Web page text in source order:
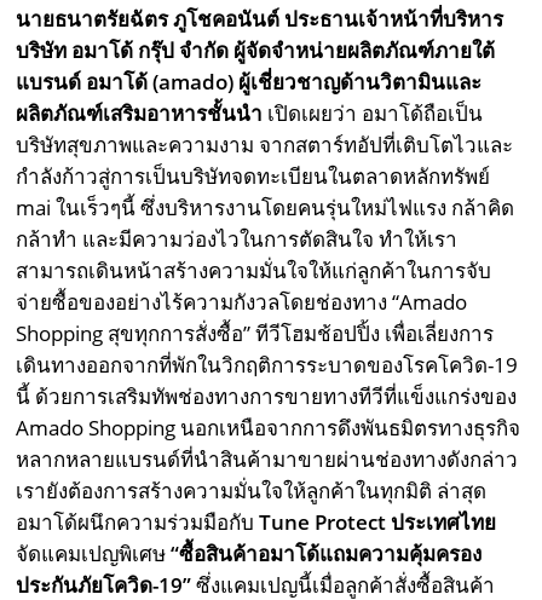
นายธนาตรัยฉัตร ภูโชคอนันต์ประธานเจ้าหน้าที่บริหาร
บริษัท อมาโด้ กรุ๊ป จำกัด ผู้จัดจำหน่ายผลิตภัณฑ์ภายใต้
แบรนด์ อมาโด้ (amado) ผู้เชี่ยวชาญด้านวิตามินและ
ผลิตภัณฑ์เสริมอาหารชั้นนำ เปิดเผยว่า อมาโด้ถือเป็น
บริษัทสุขภาพและความงาม จากสตาร์ทอัปที่เติบโตไวและ
กำลังก้าวสู่การเป็นบริษัทจดทะเบียนในตลาดหลักทรัพย์
mai ในเร็วๆนี้ ซึ่งบริหารงานโดยคนรุ่นใหม่ไฟแรง กล้าคิด
กล้าทำ และมีความว่องไวในการตัดสินใจ ทำให้เรา
สามารถเดินหน้าสร้างความมั่นใจให้แก่ลูกค้าในการจับ
จ่ายซื้อของอย่างไร้ความกังวลโดยช่องทาง “Amado
Shopping สุขทุกการสั่งซื้อ” ทีวีโฮมช้อปปิ้ง เพื่อเลี่ยงการ
เดินทางออกจากที่พักในวิกฤติการระบาดของโรคโควิด-19
นี้ ด้วยการเสริมทัพช่องทางการขายทางทีวีที่แข็งแกร่งของ
Amado Shopping นอกเหนือจากการดึงพันธมิตรทางธุรกิจ
หลากหลายแบรนด์ที่นำสินค้ามาขายผ่านช่องทางดังกล่าว
เรายังต้องการสร้างความมั่นใจให้ลูกค้าในทุกมิติ ล่าสุด
อมาโด้ผนึกความร่วมมือกับTune Protect ประเทศไทย
จัดแคมเปญพิเศษ“ซื้อสินค้าอมาโด้แถมความคุ้มครอง
ประกันภัยโควิด-19”ซึ่งแคมเปญนี้เมื่อลูกค้าสั่งซื้อสินค้า